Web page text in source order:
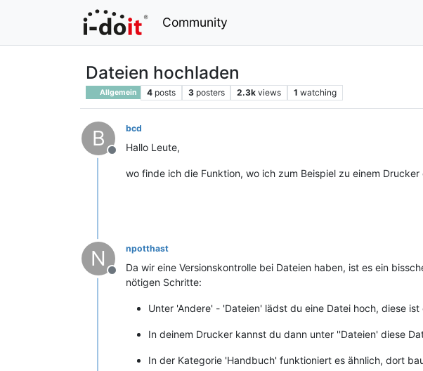
Community
Dateien hochladen
Allgemein 4 posts 3 posters 2.3k views 1 watching
B
Offline
bcd
Hallo Leute,
wo finde ich die Funktion, wo ich zum Beispiel zu einem
N
Offline
npotthast
Da wir eine Versionskontrolle bei Dateien haben, ist es ein
nötigen Schritte:
Unter 'Andere' - 'Dateien' lädst du eine Datei hoch, diese
In deinem Drucker kannst du dann unter ''Dateien' diese
In der Kategorie 'Handbuch' funktioniert es ähnlich, dort